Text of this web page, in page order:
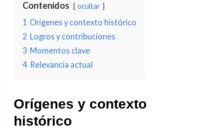
Contenidos ocultar
1 Orígenes y contexto histórico
2 Logros y contribuciones
3 Momentos clave
4 Relevancia actual
Orígenes y contexto
histórico